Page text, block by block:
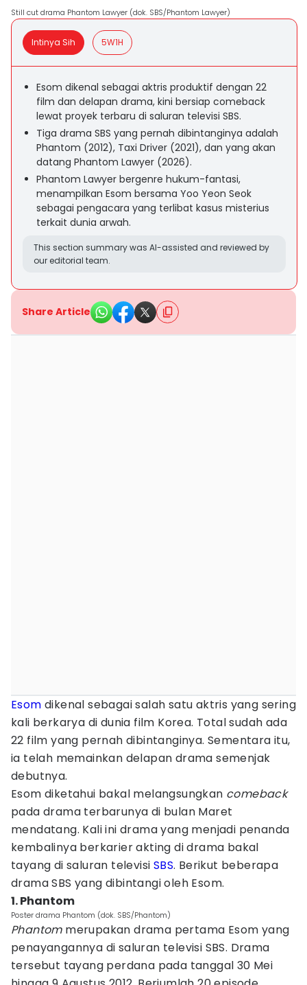
Still cut drama Phantom Lawyer (dok. SBS/Phantom Lawyer)
Intinya Sih 5W1H
Esom dikenal sebagai aktris produktif dengan 22
film dan delapan drama, kini bersiap comeback
lewat proyek terbaru di saluran televisi SBS.
Tiga drama SBS yang pernah dibintanginya adalah
Phantom (2012), Taxi Driver (2021), dan yang akan
datang Phantom Lawyer (2026).
Phantom Lawyer bergenre hukum-fantasi,
menampilkan Esom bersama Yoo Yeon Seok
sebagai pengacara yang terlibat kasus misterius
terkait dunia arwah.
This section summary was AI-assisted and reviewed by
our editorial team.
Share Article
Esom dikenal sebagai salah satu aktris yang sering
kali berkarya di dunia film Korea. Total sudah ada
22 film yang pernah dibintanginya. Sementara itu,
ia telah memainkan delapan drama semenjak
debutnya.
Esom diketahui bakal melangsungkan comeback
pada drama terbarunya di bulan Maret
mendatang. Kali ini drama yang menjadi penanda
kembalinya berkarier akting di drama bakal
tayang di saluran televisi SBS. Berikut beberapa
drama SBS yang dibintangi oleh Esom.
1. Phantom
Poster drama Phantom (dok. SBS/Phantom)
Phantom merupakan drama pertama Esom yang
penayangannya di saluran televisi SBS. Drama
tersebut tayang perdana pada tanggal 30 Mei